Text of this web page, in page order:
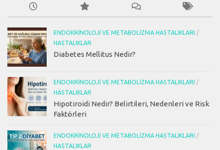
ENDOKRINOLOJI VE METABOLIZMA HASTALIKLARI
/
HASTALIKLAR
Diabetes Mellitus Nedir?
ENDOKRINOLOJI VE METABOLIZMA HASTALIKLARI
/
HASTALIKLAR
Hipotiroidi Nedir? Belirtileri, Nedenleri ve Risk
Faktörleri
ENDOKRINOLOJI VE METABOLIZMA HASTALIKLARI
/
HASTALIKLAR